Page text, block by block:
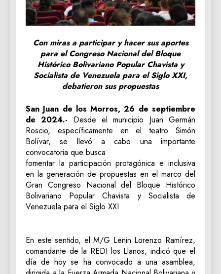
Con miras a participar y hacer sus aportes
para el Congreso Nacional del Bloque
Histórico Bolivariano Popular Chavista y
Socialista de Venezuela para el Siglo XXI,
debatieron sus propuestas
San Juan de los Morros, 26 de septiembre
de 2024.- Desde el municipio Juan Germán
Roscio, específicamente en el teatro Simón
Bolívar, se llevó a cabo una importante
convocatoria que busca
fomentar la participación protagónica e inclusiva
en la generación de propuestas en el marco del
Gran Congreso Nacional del Bloque Histórico
Bolivariano Popular Chavista y Socialista de
Venezuela para el Siglo XXI.
En este sentido, el M/G Lenin Lorenzo Ramírez,
comandante de la REDI los Llanos, indicó que el
día de hoy se ha convocado a una asamblea,